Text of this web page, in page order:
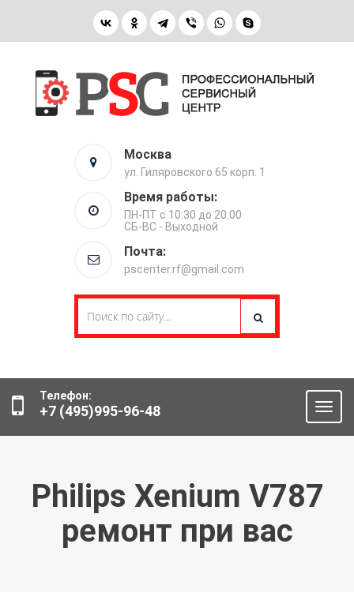
Москва
ул. Гиляровского 65 корп. 1
Время работы:
ПН-ПТ с 10:30 до 20:00
СБ-ВС - Выходной
Почта:
pscenter.rf@gmail.com
Телефон:
+7 (495)995-96-48
Philips Xenium V787
ремонт при вас